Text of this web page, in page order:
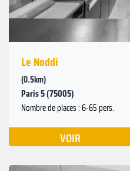
Le Noddi
(0.5km)
Paris 5 (75005)
Nombre de places : 6-65 pers.
VOIR